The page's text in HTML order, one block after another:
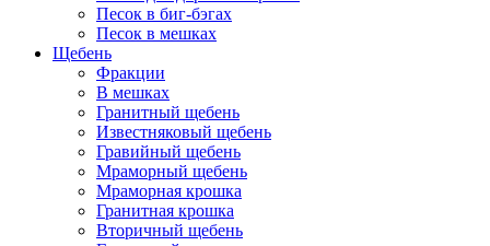
Песок в биг-бэгах
Песок в мешках
Щебень
Фракции
В мешках
Гранитный щебень
Известняковый щебень
Гравийный щебень
Мраморный щебень
Мраморная крошка
Гранитная крошка
Вторичный щебень